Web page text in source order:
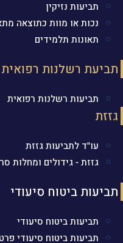
תביעות נזיקין
נכות או מוות כתוצאה
תאונות תלמידים
תביעת רשלנות רפואית
תביעות רשלנות רפואית
גזזת
עו"ד לתביעות גזזת
גזזת - גידולים ומחלות
תביעות ביטוח סיעודי
תביעות ביטוח סיעודי
תביעות ביטוח סיעודי